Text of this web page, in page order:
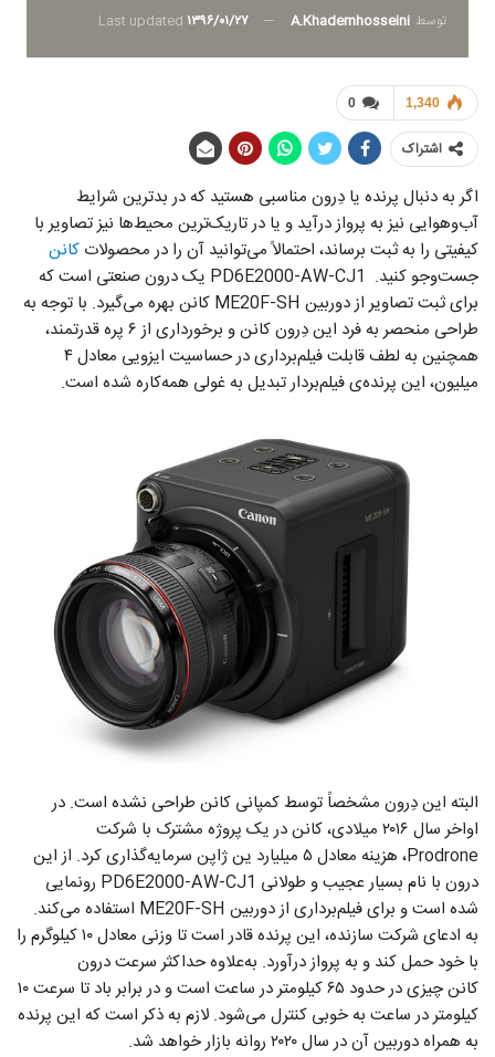
توسط A.khademhosseini
Last updated ۱۳۹۶/۰۱/۲۷
0 1,340
اشتراک
اگر به دنبال پرنده یا دِرون مناسبی هستید که در بد‌ترین شرایط
آب‌وهوایی نیز به پرواز درآید و یا در تاریک‌ترین محیط‌ها نیز تصاویر با
کیفیتی را به ثبت برساند، احتمالاً می‌توانید آن را در محصولات کانن
جست‌وجو کنید. PD6E2000-AW-CJ1 یک درون صنعتی است که
برای ثبت تصاویر از دوربین ME20F-SH کانن بهره می‌گیرد. با توجه به
طراحی منحصر به فرد این دِرون کانن و برخورداری از ۶ پره قدرتمند،
همچنین به لطف قابلت فیلم‌برداری در حساسیت ایزویی معادل ۴
میلیون، این پرنده‌ی فیلم‌بردار تبدیل به غولی همه‌کاره شده است.
البته این دِرون مشخصاً توسط کمپانی کانن طراحی نشده است. در
اواخر سال ۲۰۱۶ میلادی، کانن در یک پروژه مشترک با شرکت
Prodrone، هزینه معادل ۵ میلیارد ین ژاپن سرمایه‌گذاری کرد. از این
درون با نام بسیار عجیب و طولانی PD6E2000-AW-CJ1 رونمایی
شده است و برای فیلم‌برداری از دوربین ME20F-SH استفاده می‌کند.
به ادعای شرکت سازنده، این پرنده قادر است تا وزنی معادل ۱۰ کیلوگرم را
با خود حمل کند و به پرواز درآورد. به‌علاوه حداکثر سرعت درون
کانن چیزی در حدود ۶۵ کیلومتر در ساعت است و در برابر باد‌ تا سرعت ۱۰
کیلومتر در ساعت به خوبی کنترل می‌شود. لازم به ذکر است که این پرنده
به همراه دوربین آن در سال ۲۰۲۰ روانه بازار خواهد شد.